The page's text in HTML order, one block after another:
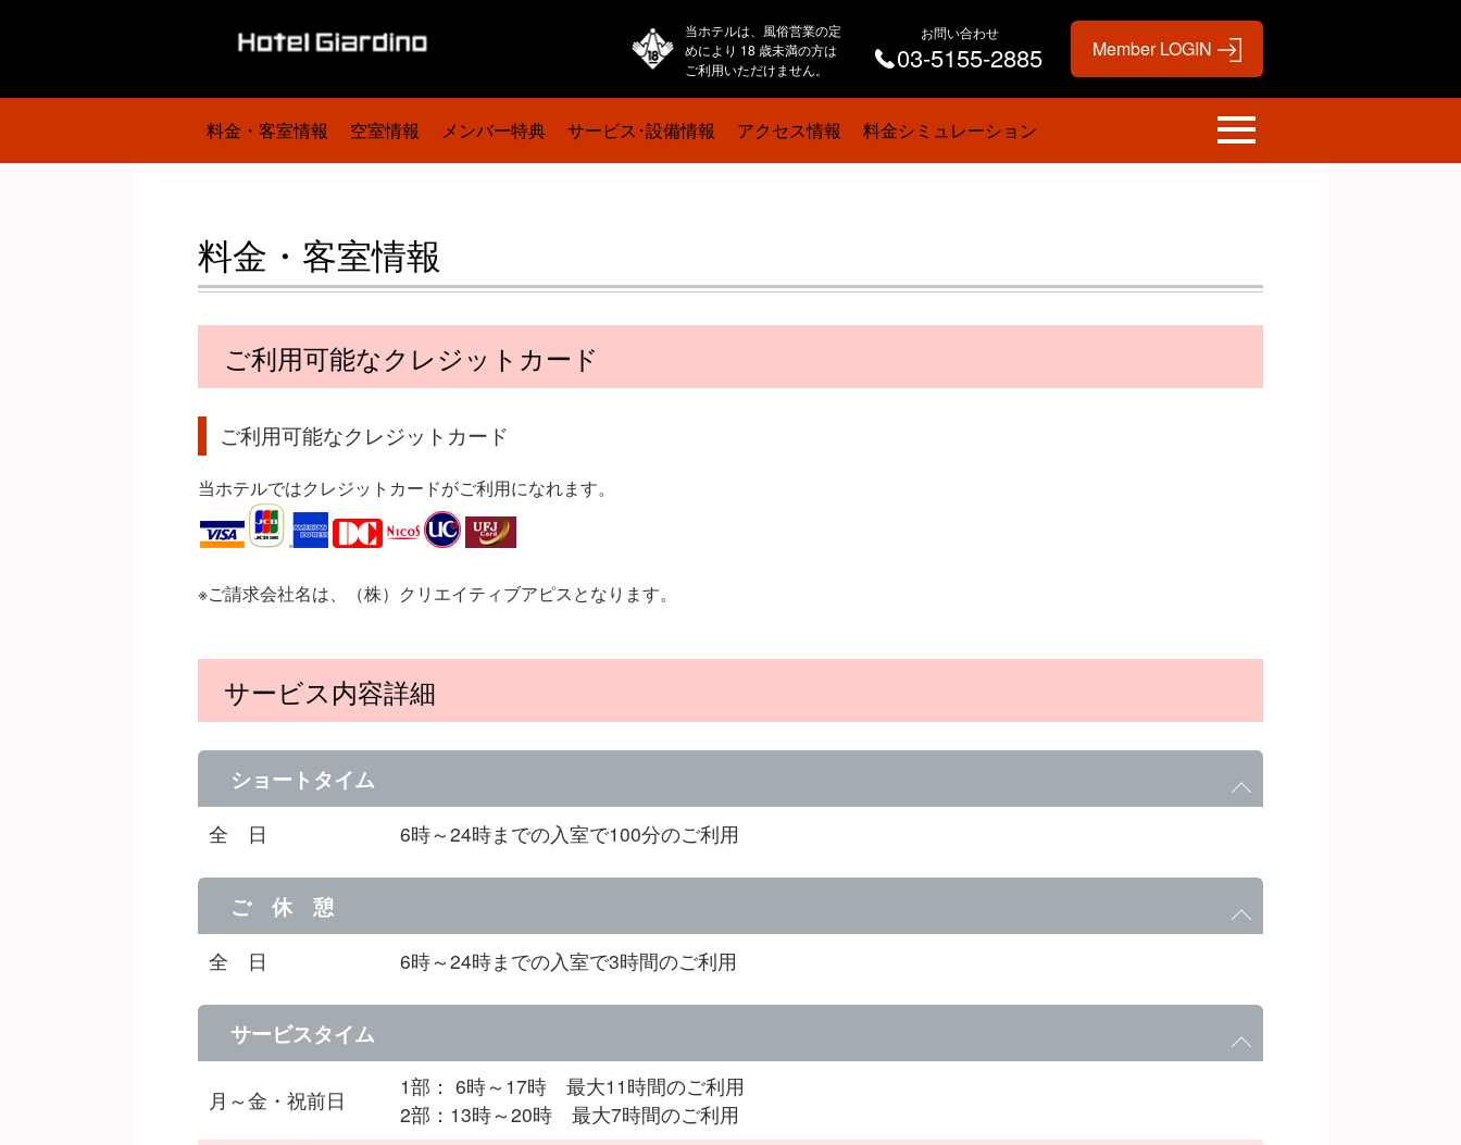
当ホテルは、風俗営業の定
めにより 18 歳未満の方は
ご利用いただけません。
お問い合わせ
03-5155-2885
料金・客室情報 空室情報 メンバー特典 サービス･設備情報 アクセス情報 料金シミュレーション
料金・客室情報
ご利用可能なクレジットカード
ご利用可能なクレジットカード
当ホテルではクレジットカードがご利用になれます。
※ご請求会社名は、（株）クリエイティブアピスとなります。
サービス内容詳細
ショートタイム
全 日 6時～24時までの入室で100分のご利用
ご 休 憩
全 日 6時～24時までの入室で3時間のご利用
サービスタイム
月～金・祝前日
1部： 6時～17時 最大11時間のご利用
2部：13時～20時 最大7時間のご利用